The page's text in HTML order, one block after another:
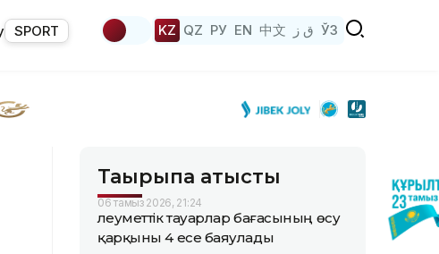
SPORT KZ QZ РУ EN 中文 ق ز ЎЗ
Тақырыпқа қатысты
06 тамыз 2026, 21:24
Әлеуметтік тауарлар бағасының өсу
қарқыны 4 есе баяулады